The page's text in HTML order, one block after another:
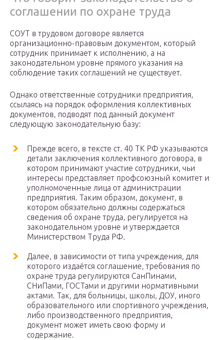
соглашении по охране труда
СОУТ в трудовом договоре является
организационно-правовым документом, который
сотрудник принимает к исполнению, а на
законодательном уровне прямого указания на
соблюдение таких соглашений не существует.
Однако ответственные сотрудники предприятия,
ссылаясь на порядок оформления коллективных
документов, подводят под данный документ
следующую законодательную базу:
Прежде всего, в тексте ст. 40 ТК РФ указываются
детали заключения коллективного договора, в
котором принимают участие сотрудники, чьи
интересы представляет профсоюзный комитет и
уполномоченные лица от администрации
предприятия. Таким образом, документ, в
котором обязательно должны содержаться
сведения об охране труда, регулируется на
законодательном уровне и утверждается
Министерством Труда РФ.
Далее, в зависимости от типа учреждения, для
которого издаётся соглашение, требования по
охране труда регулируются СанПинами,
СНиПами, ГОСТами и другими нормативными
актами. Так, для больницы, школы, ДОУ, иного
образовательного или спортивного учреждения,
либо производственного предприятия,
документ может иметь свою форму и
содержание.